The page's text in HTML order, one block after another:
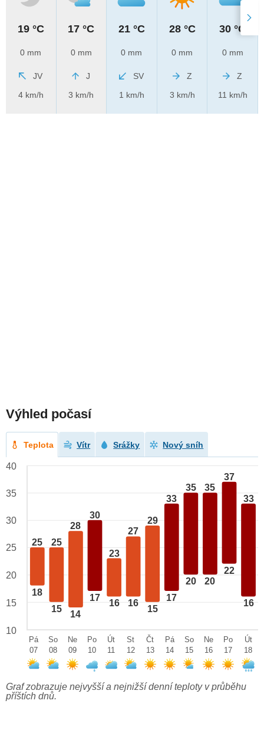
19 °C
0 mm
JV
4 km/h
17 °C
0 mm
J
3 km/h
21 °C
0 mm
SV
1 km/h
28 °C
0 mm
Z
3 km/h
30 °C
0 mm
Z
11 km/h
Výhled počasí
Teplota Vítr Srážky Nový sníh
25
18
25
15
28
14
30
17
23
16
27
16
29
15
33
17
35
20
35
20
37
22
33
16
40
35
30
25
20
15
10
Pá
07
So
08
Ne
09
Po
10
Út
11
St
12
Čt
13
Pá
14
So
15
Ne
16
Po
17
Út
18
Graf zobrazuje nejvyšší a nejnižší denní teploty v průběhu
příštích dnů.